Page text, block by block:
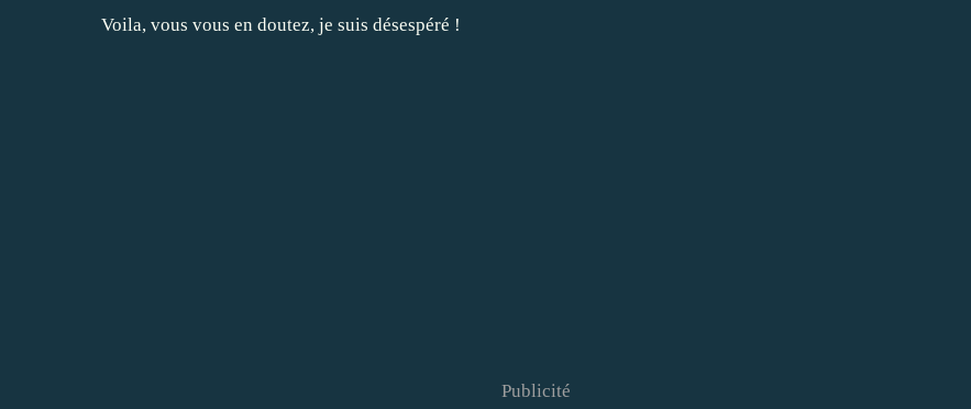
Voila, vous vous en doutez, je suis désespéré !
Publicité